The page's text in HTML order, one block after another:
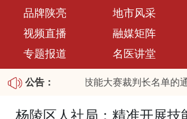
品牌陕亮
地市风采
视频直播
融媒矩阵
专题报道
名医讲堂
公告：
布陕西省2026职业技能大赛裁判长名单的通
年第四批拖欠农民工工资失信联合惩戒对
杨陵区人社局：精准开展技